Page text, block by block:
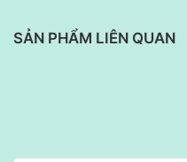
SẢN PHẨM LIÊN QUAN